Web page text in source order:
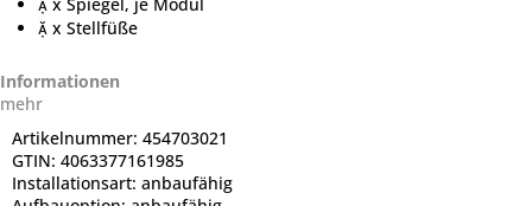
 x Stellfüße
Informationen
mehr
Artikelnummer: 454703021
GTIN: 4063377161985
Installationsart: anbaufähig